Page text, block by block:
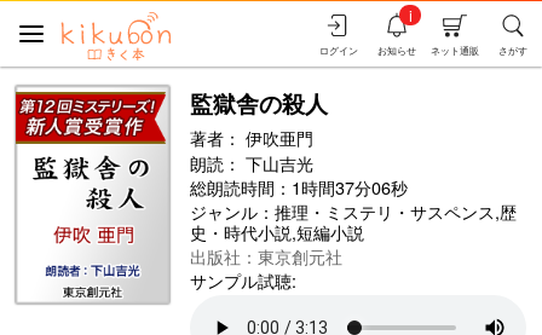
さがす
ネット通販
お知らせ
i
ログイン
監獄舎の殺人
著者： 伊吹亜門
朗読： 下山吉光
総朗読時間：1時間37分06秒
ジャンル： 推理・ミステリ・サスペンス,歴
史・時代小説,短編小説
出版社：東京創元社
サンプル試聴: